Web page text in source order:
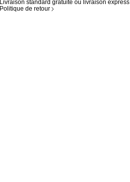
Livraison standard gratuite ou livraison express
Politique de retour